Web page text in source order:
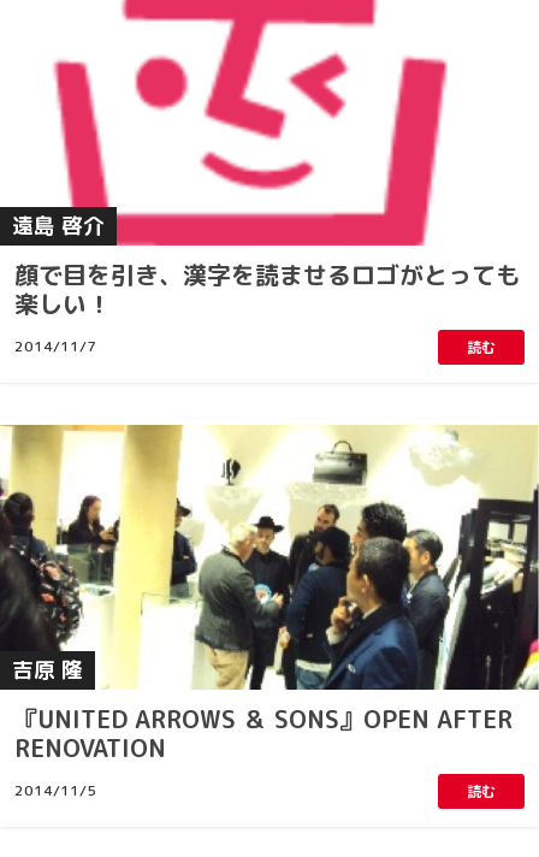
遠島 啓介
顔で目を引き、漢字を読ませるロゴがとっても
楽しい！
2014/11/7 読む
吉原 隆
『UNITED ARROWS ＆ SONS』OPEN AFTER
RENOVATION
2014/11/5 読む